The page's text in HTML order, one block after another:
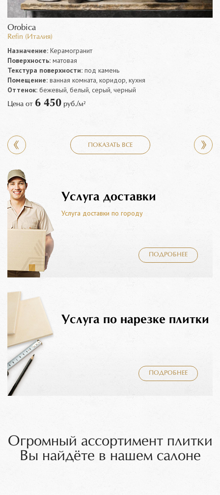
Orobica
Refin (Италия)
Назначение: Керамогранит
Поверхность: матовая
Текстура поверхности: под камень
Помещение: ванная комната, коридор, кухня
Оттенок: бежевый, белый, серый, черный
Цена от 6 450 руб./м²
ПОКАЗАТЬ ВСЕ
Услуга доставки
Услуга доставки по городу
ПОДРОБНЕЕ
Услуга по нарезке плитки
ПОДРОБНЕЕ
Огромный ассортимент плитки
Вы найдёте в нашем салоне